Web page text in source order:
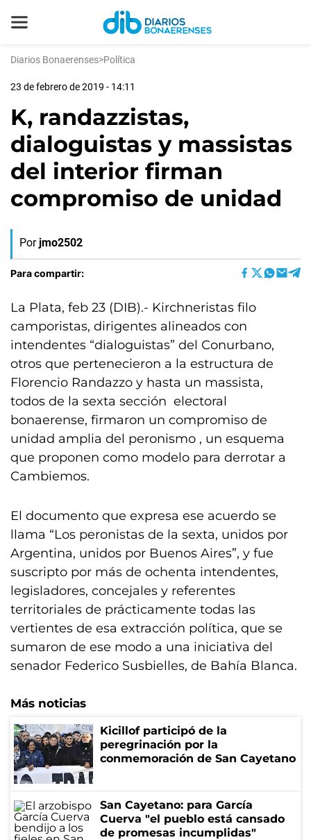
Diarios Bonaerenses>Política
23 de febrero de 2019 - 14:11
K, randazzistas,
dialoguistas y massistas
del interior firman
compromiso de unidad
Por jmo2502
Para compartir:
La Plata, feb 23 (DIB).- Kirchneristas filo
camporistas, dirigentes alineados con
intendentes “dialoguistas” del Conurbano,
otros que pertenecieron a la estructura de
Florencio Randazzo y hasta un massista,
todos de la sexta sección electoral
bonaerense, firmaron un compromiso de
unidad amplia del peronismo , un esquema
que proponen como modelo para derrotar a
Cambiemos.
El documento que expresa ese acuerdo se
llama “Los peronistas de la sexta, unidos por
Argentina, unidos por Buenos Aires”, y fue
suscripto por más de ochenta intendentes,
legisladores, concejales y referentes
territoriales de prácticamente todas las
vertientes de esa extracción política, que se
sumaron de ese modo a una iniciativa del
senador Federico Susbielles, de Bahía Blanca.
Más noticias
Kicillof participó de la
peregrinación por la
conmemoración de San Cayetano
San Cayetano: para García
Cuerva "el pueblo está cansado
de promesas incumplidas"